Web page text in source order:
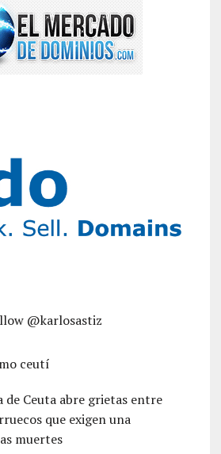
@karlosastiz
ceutí
Ceuta abre grietas entre
que exigen una
muertes